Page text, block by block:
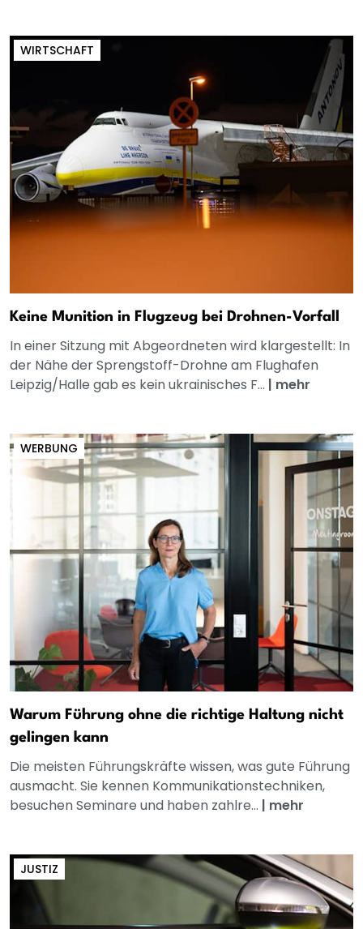
WIRTSCHAFT
Keine Munition in Flugzeug bei Drohnen-Vorfall
In einer Sitzung mit Abgeordneten wird klargestellt: In
der Nähe der Sprengstoff-Drohne am Flughafen
Leipzig/Halle gab es kein ukrainisches F... | mehr
WERBUNG
Warum Führung ohne die richtige Haltung nicht
gelingen kann
Die meisten Führungskräfte wissen, was gute Führung
ausmacht. Sie kennen Kommunikationstechniken,
besuchen Seminare und haben zahlre... | mehr
JUSTIZ